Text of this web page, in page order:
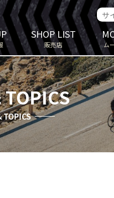
SHOP LIST
販売店 ム
TOPICS